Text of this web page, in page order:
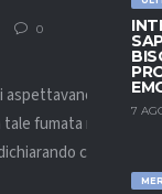
7
0
la fumata
tale fumata non è
che la